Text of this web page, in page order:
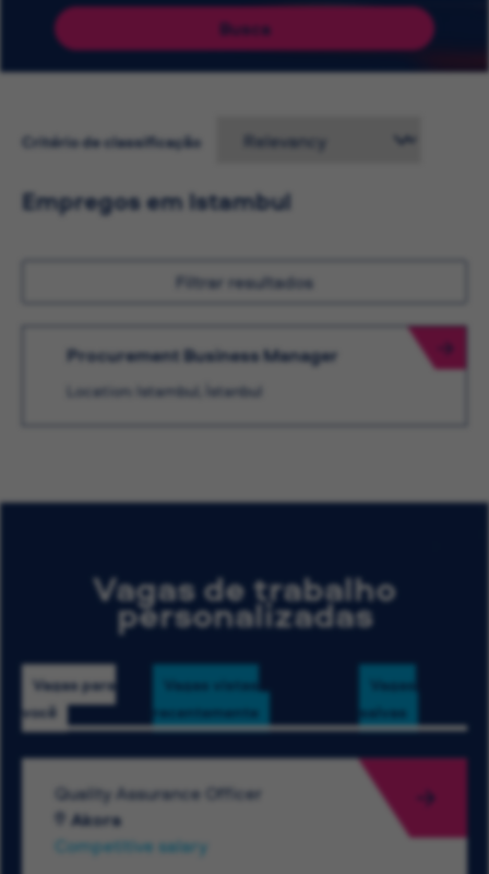
Busca
Critério de classificação
Empregos em Istambul
Filtrar resultados
Procurement Business Manager
Location: Istambul, İstanbul
Vagas de trabalho
personalizadas
Vagas para
você
Vagas vistas
recentemente
Vagas
salvas
Quality Assurance Officer
Akora
Competitive salary